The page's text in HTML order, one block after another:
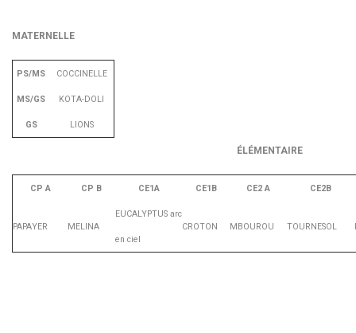
MATERNELLE
PS/MS COCCINELLE
MS/GS KOTA-DOLI
GS LIONS
ÉLÉMENTAIRE
CP A CP B CE1A CE1B CE2 A CE2B
PAPAYER MELINA
EUCALYPTUS arc
en ciel
CROTON MBOUROU TOURNESOL